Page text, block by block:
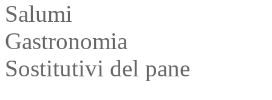
Salumi
Gastronomia
Sostitutivi del pane